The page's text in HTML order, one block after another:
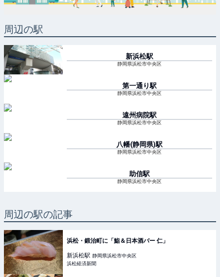
周辺の駅
新浜松駅
静岡県浜松市中央区
第一通り駅
静岡県浜松市中央区
遠州病院駅
静岡県浜松市中央区
八幡(静岡県)駅
静岡県浜松市中央区
助信駅
静岡県浜松市中央区
周辺の駅の記事
浜松・鍛治町に「鮨＆日本酒バー 仁」
新浜松駅 静岡県浜松市中央区
浜松経済新聞